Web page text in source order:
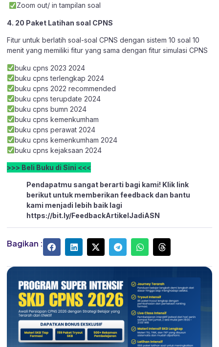
Zoom out/ in tampilan soal
4. 20 Paket Latihan soal CPNS
Fitur untuk berlatih soal-soal CPNS dengan sistem 10 soal 10
menit yang memiliki fitur yang sama dengan fitur simulasi CPNS
buku cpns 2023 2024
buku cpns terlengkap 2024
buku cpns 2022 recommended
buku cpns terupdate 2024
buku cpns bumn 2024
buku cpns kemenkumham
buku cpns perawat 2024
buku cpns kemenkumham 2024
buku cpns kejaksaan 2024
>>> Beli Buku di Sini <<<
Pendapatmu sangat berarti bagi kami! Klik link
berikut untuk memberikan feedback dan bantu
kami menjadi lebih baik lagi
https://bit.ly/FeedbackArtikelJadiASN
Bagikan :